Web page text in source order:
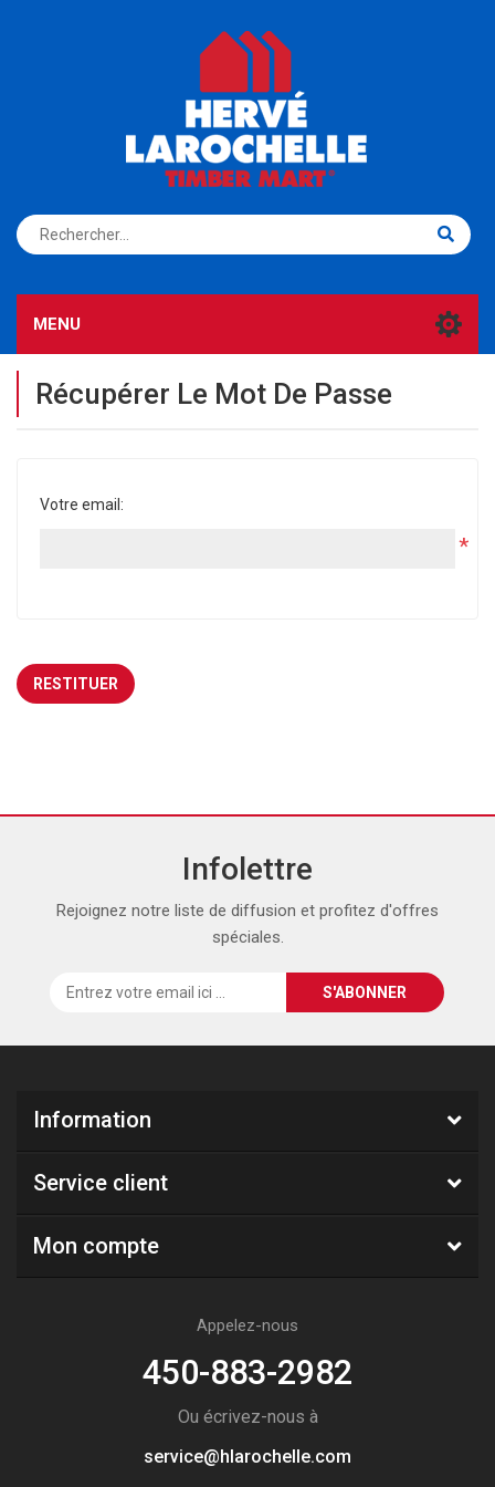
S'ENREGISTRER CONNEXION
MENU
Récupérer Le Mot De Passe
Votre email:
*
Infolettre
Rejoignez notre liste de diffusion et profitez d'offres
spéciales.
Information
Service client
Mon compte
Appelez-nous
450-883-2982
Ou écrivez-nous à
service@hlarochelle.com